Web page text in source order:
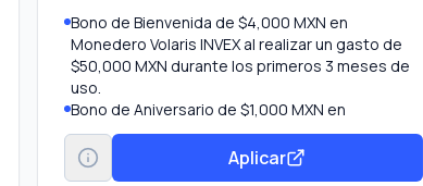
Bono de Bienvenida de $4,000 MXN en
Monedero Volaris INVEX al realizar un gasto de
$50,000 MXN durante los primeros 3 meses de
uso.
Bono de Aniversario de $1,000 MXN en
Monedero Volaris INVEX al realizar un gasto de
$100,000 MXN durante el año.
Acumula 2.5% de tus compras en Volaris en el
Aplicar